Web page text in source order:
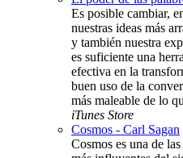
Es posible cambiar,
nuestras ideas más
y también nuestra
es suficiente una
efectiva en la
buen uso de la
más maleable de lo
iTunes Store
Cosmos - Carl Sagan
Cosmos es una de